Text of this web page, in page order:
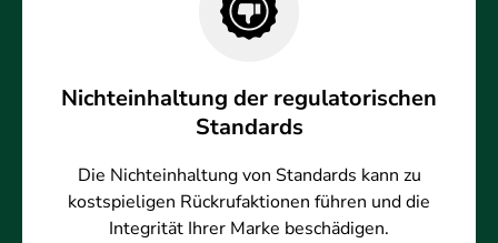
Nichteinhaltung der regulatorischen
Standards
Die Nichteinhaltung von Standards kann zu
kostspieligen Rückrufaktionen führen und die
Integrität Ihrer Marke beschädigen.